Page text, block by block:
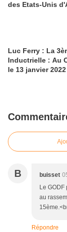
des Etats-Unis
Luc Ferry : La
Inductrielle : Au
le 13 janvier
B buisset
Le
au
Répondre